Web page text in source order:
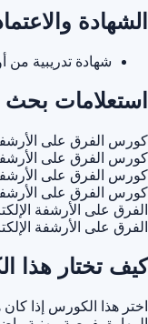
الشهادة
شهادة تدريبية من
استعلامات
كورس الفرق على الأرشفة
كورس الفرق على الأرشفة
كورس الفرق على الأرشفة
كورس الفرق على الأرشفة
الفرق على الأرشفة
الفرق على الأرشفة
كيف تختار هذا
اختر هذا الكورس إذا